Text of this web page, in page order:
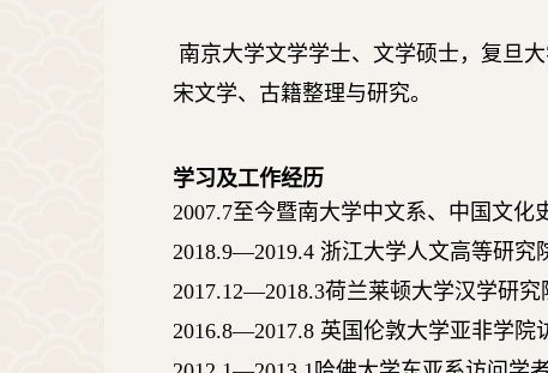
南京大学文学学士、文学硕士，复旦
宋文学、古籍整理与研究。
学习及工作经历
2007.7至今暨南大学中文系、中国文化
2018.9—2019.4 浙江大学人文高等研究
2017.12—2018.3荷兰莱顿大学汉学研究
2016.8—2017.8 英国伦敦大学亚非学院